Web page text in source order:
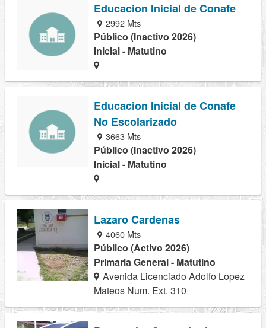
Educacion Inicial de Conafe
2992 Mts
Público (Inactivo 2026)
Inicial - Matutino
Educacion Inicial de Conafe
No Escolarizado
3663 Mts
Público (Inactivo 2026)
Inicial - Matutino
Lazaro Cardenas
4060 Mts
Público (Activo 2026)
Primaria General - Matutino
Avenida Licenciado Adolfo Lopez
Mateos Num. Ext. 310